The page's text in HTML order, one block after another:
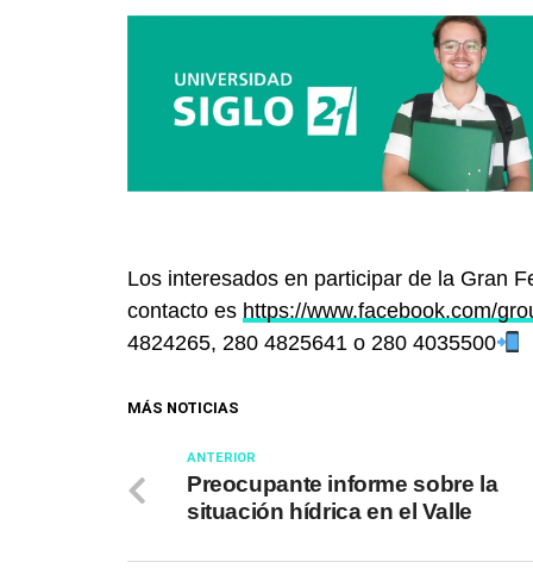
Los interesados en participar de la Gran
contacto es https://www.facebook.com/
4824265, 280 4825641 o 280 4035500
MÁS NOTICIAS
ANTERIOR
Preocupante informe sobre la
situación hídrica en el Valle